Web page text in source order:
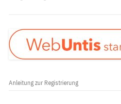
Anleitung zur Registrierung